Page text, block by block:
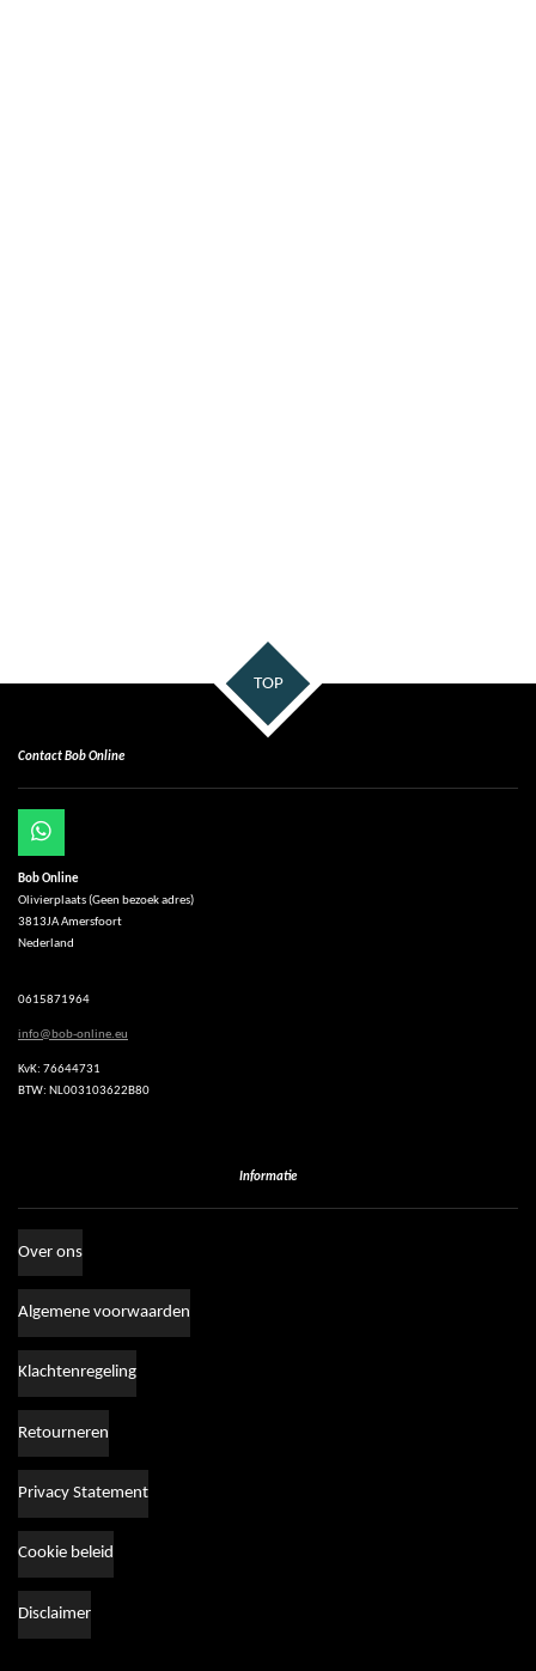
TOP
Contact Bob Online
W
h
a
t
s
A
p
Bob Online
Olivierplaats (Geen bezoek adres)
3813JA Amersfoort
Nederland
0615871964
info@bob-online.eu
KvK: 76644731
BTW: NL003103622B80
Informatie
Over ons
Algemene voorwaarden
Klachtenregeling
Retourneren
Privacy Statement
Cookie beleid
Disclaimer